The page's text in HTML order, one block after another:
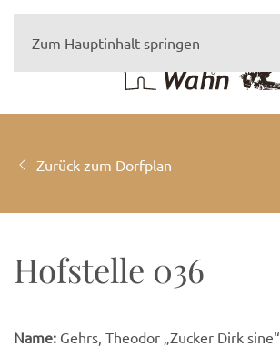
Zum Hauptinhalt springen
Zurück zum Dorfplan
Hofstelle 036
Name: Gehrs, Theodor „Zucker Dirk sine“